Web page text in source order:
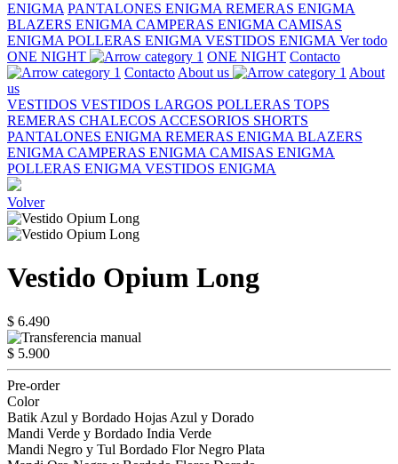
ENIGMA PANTALONES ENIGMA REMERAS ENIGMA
BLAZERS ENIGMA CAMPERAS ENIGMA CAMISAS
ENIGMA POLLERAS ENIGMA VESTIDOS ENIGMA Ver todo
ONE NIGHT
ONE NIGHT Contacto
Contacto About us
About
us
VESTIDOS VESTIDOS LARGOS POLLERAS TOPS
REMERAS CHALECOS ACCESORIOS SHORTS
PANTALONES ENIGMA REMERAS ENIGMA BLAZERS
ENIGMA CAMPERAS ENIGMA CAMISAS ENIGMA
POLLERAS ENIGMA VESTIDOS ENIGMA
Volver
Vestido Opium Long
$ 6.490
$ 5.900
Pre-order
Color
Batik Azul y Bordado Hojas Azul y Dorado
Mandi Verde y Bordado India Verde
Mandi Negro y Tul Bordado Flor Negro Plata